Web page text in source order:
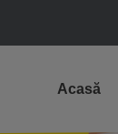
Acasă